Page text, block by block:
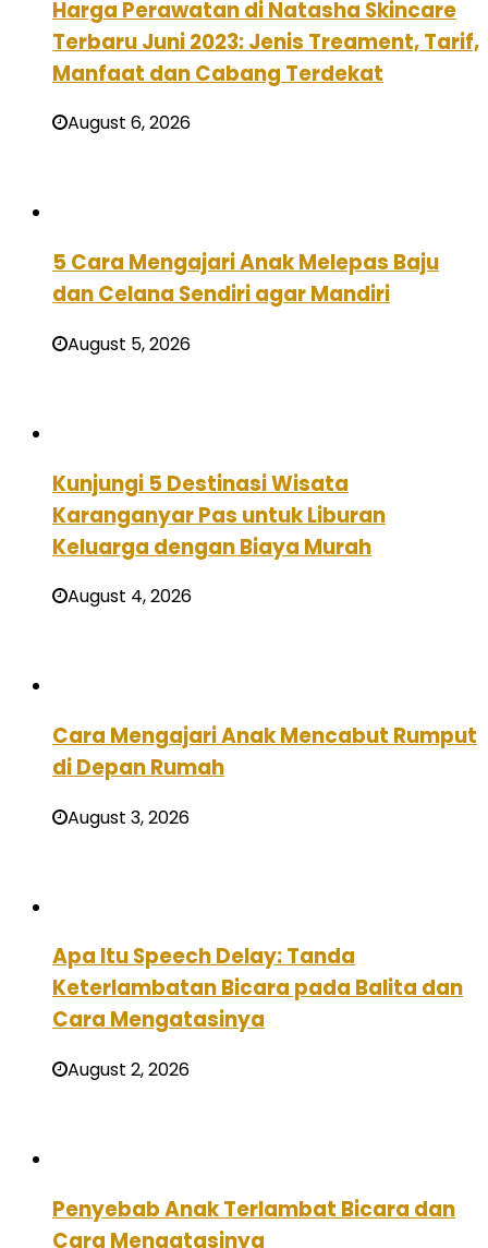
Harga Perawatan di Natasha Skincare
Terbaru Juni 2023: Jenis Treament, Tarif,
Manfaat dan Cabang Terdekat
August 6, 2026
5 Cara Mengajari Anak Melepas Baju
dan Celana Sendiri agar Mandiri
August 5, 2026
Kunjungi 5 Destinasi Wisata
Karanganyar Pas untuk Liburan
Keluarga dengan Biaya Murah
August 4, 2026
Cara Mengajari Anak Mencabut Rumput
di Depan Rumah
August 3, 2026
Apa Itu Speech Delay: Tanda
Keterlambatan Bicara pada Balita dan
Cara Mengatasinya
August 2, 2026
Penyebab Anak Terlambat Bicara dan
Cara Mengatasinya